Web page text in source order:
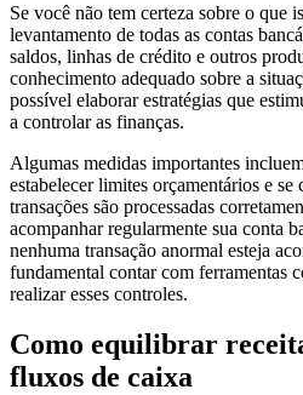
Se você não tem certeza sobre o que
levantamento de todas as contas
saldos, linhas de crédito e outros
conhecimento adequado sobre a
possível elaborar estratégias que
a controlar as finanças.
Algumas medidas importantes
estabelecer limites orçamentários e se
transações são processadas
acompanhar regularmente sua conta
nenhuma transação anormal esteja
fundamental contar com ferramentas
realizar esses controles.
Como equilibrar
fluxos de caixa